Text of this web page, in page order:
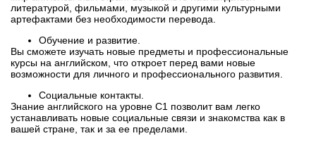
литературой, фильмами, музыкой и другими культурными
артефактами без необходимости перевода.
Обучение и развитие.
Вы сможете изучать новые предметы и профессиональные
курсы на английском, что откроет перед вами новые
возможности для личного и профессионального развития.
Социальные контакты.
Знание английского на уровне С1 позволит вам легко
устанавливать новые социальные связи и знакомства как в
вашей стране, так и за ее пределами.